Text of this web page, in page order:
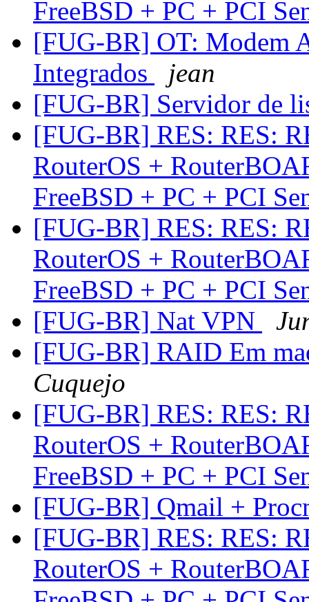
FreeBSD + PC + PCI
[FUG-BR] OT: Modem
Integrados
jean
[FUG-BR] Servidor de
[FUG-BR] RES: RES:
RouterOS +
FreeBSD + PC + PCI
[FUG-BR] RES: RES:
RouterOS +
FreeBSD + PC + PCI
[FUG-BR] Nat VPN
[FUG-BR] RAID Em
Cuquejo
[FUG-BR] RES: RES:
RouterOS +
FreeBSD + PC + PCI
[FUG-BR] Qmail +
[FUG-BR] RES: RES:
RouterOS +